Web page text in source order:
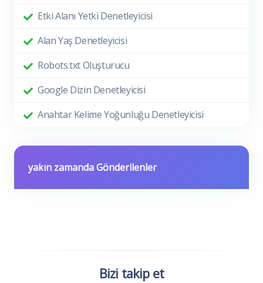
Etki Alanı Yetki Denetleyicisi
Alan Yaş Denetleyicisi
Robots.txt Oluşturucu
Google Dizin Denetleyicisi
Anahtar Kelime Yoğunluğu Denetleyicisi
yakın zamanda Gönderilenler
Bizi takip et